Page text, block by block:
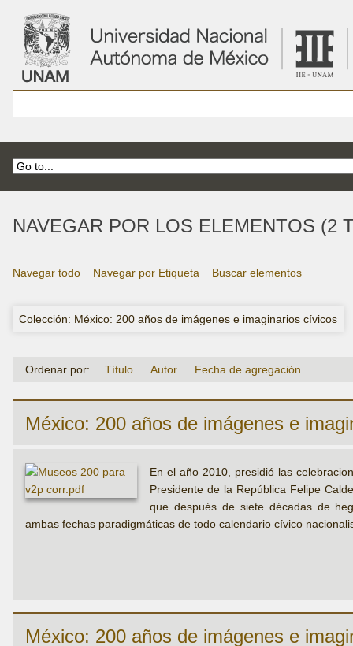
NAVEGAR POR LOS ELEMENTOS (2
Navegar todo Navegar por Etiqueta Buscar elementos
Colección: México: 200 años de imágenes e imaginarios cívicos
Ordenar por: Título Autor Fecha de agregación
México: 200 años de imágenes e
En el año 2010, presidió las
Presidente de la República Felipe
que después de siete décadas de
ambas fechas paradigmáticas de todo calendario cívico
México: 200 años de imágenes e